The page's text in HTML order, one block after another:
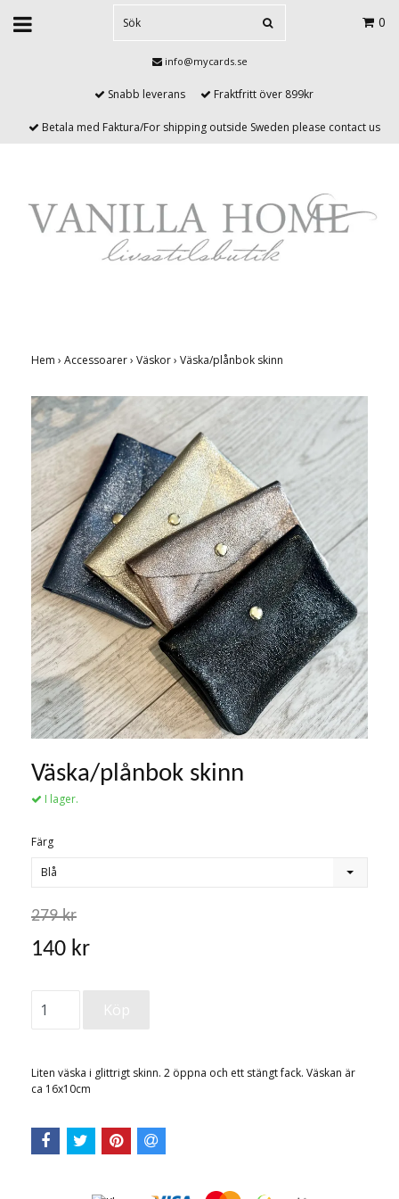
0
info@mycards.se
Snabb leverans Fraktfritt över 899kr
Betala med Faktura/For shipping outside Sweden please contact us
Hem › Accessoarer› Väskor› Väska/plånbok skinn
Väska/plånbok skinn
I lager.
Färg
Blå
279 kr
140 kr
Liten väska i glittrigt skinn. 2 öppna och ett stängt fack. Väskan är
ca 16x10cm